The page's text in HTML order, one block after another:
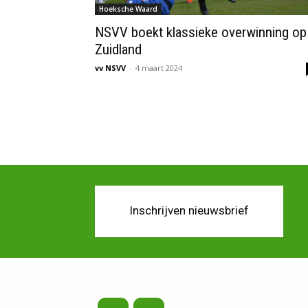
Hoeksche Waard
NSVV boekt klassieke overwinning op
Zuidland
vv NSVV - 4 maart 2024
Inschrijven nieuwsbrief